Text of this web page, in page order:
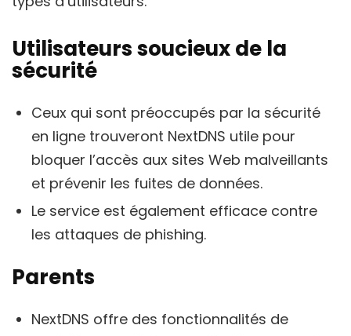
Utilisateurs soucieux de la
sécurité
Ceux qui sont préoccupés par la sécurité
en ligne trouveront NextDNS utile pour
bloquer l’accès aux sites Web malveillants
et prévenir les fuites de données.
Le service est également efficace contre
les attaques de phishing.
Parents
NextDNS offre des fonctionnalités de